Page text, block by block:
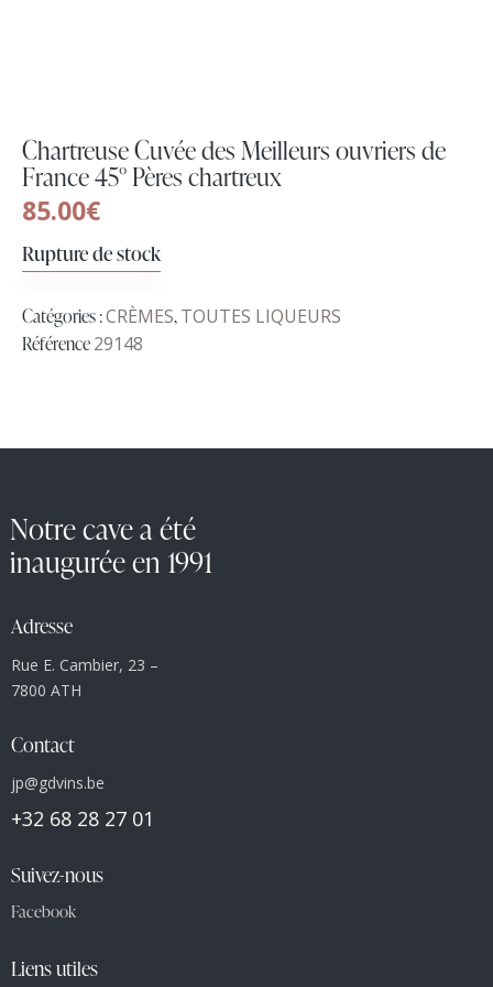
Chartreuse Cuvée des Meilleurs ouvriers de
France 45° Pères chartreux
85.00€
Rupture de stock
Catégories :CRÈMES,TOUTES LIQUEURS
Référence29148
Notre cave a été
inaugurée en 1991
Adresse
Rue E. Cambier, 23 –
7800 ATH
Contact
jp@gdvins.be
+32 68 28 27 01
Suivez-nous
Facebook
Liens utiles